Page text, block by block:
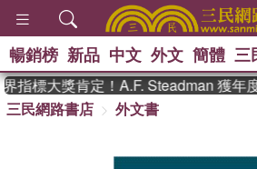
暢銷榜 新品 中文 外文 簡體 三
指標大獎肯定！A.F. Steadman 獲年
三民網路書店
外文書